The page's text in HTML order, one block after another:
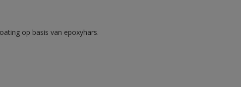
op basis van epoxyhars.